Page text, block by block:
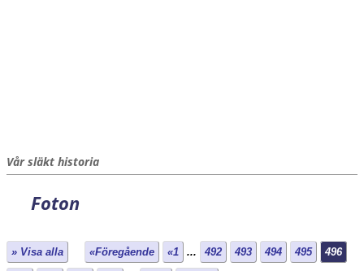
Vår släkt historia
Foton
» Visa alla «Föregående «1 ... 492 493 494 495 496